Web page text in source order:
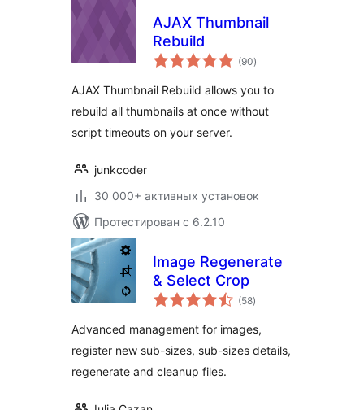
AJAX Thumbnail
Rebuild
(90общий
рейтинг
)
AJAX Thumbnail Rebuild allows you to
rebuild all thumbnails at once without
script timeouts on your server.
junkcoder
30 000+ активных установок
Протестирован с 6.2.10
Image Regenerate
& Select Crop
(58общий
рейтинг
)
Advanced management for images,
register new sub-sizes, sub-sizes details,
regenerate and cleanup files.